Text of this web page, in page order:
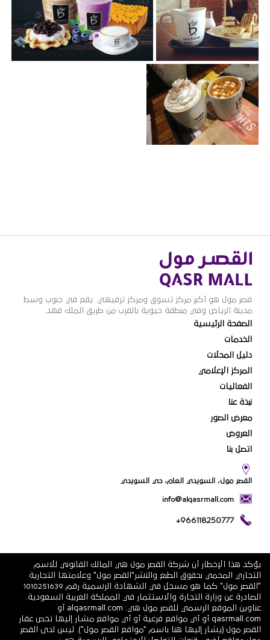
قصر مول هو أكبر مركز تسوق ومركز ترفيهي. يقع في جنوب وسط
مدينة الرياض وفي منطقة حيوية بالقرب من طريق الملك فهد.
الصفحة الرئيسية
الخدمات
دليل المحلات
المركز الإعلامي
الفعاليات
نبذة عنا
معرض الصور
العروض
اتصل بنا
القصر مول، السويدي العام، حي السويدي
info@alqasrmall.com
+966118250777
يؤكد هذا الإخطار أن شركة القصر مول هي المالك القانوني للاسم
التجاري المحمي بحقوق الطبع والنشر"القصر مول" وعلامتها التجارية
"القصر مول" كما هو مسجل في الشهادة الرسمية رقم 1010251639
الصادرة عن وزارة التجارة والاستثمار في المملكة العربية السعودية.
عناوين الموقع الرسمي للقصر مول هي: alqasrmall.com أو
qasrmall.com أو أي مواقع فرعية أو أي مواقع مشار إليها تخص عقار
القصر مول (يشار إليها هنا باسم "مواقع القصر مول"). ليس لدى القصر